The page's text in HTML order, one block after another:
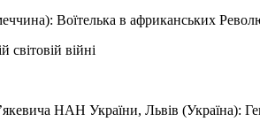
Воїтелька в африканських
війні
НАН України, Львів (Україна):